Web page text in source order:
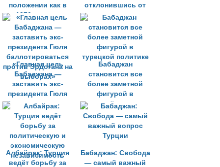
положении как в
1970-х годах
отклонившись от
прогноза
«Главная цель
Бабаджана —
заставить экс-
президента Гюля
баллотироваться
против Эрдогана на
выборах»
Бабаджан
становится все
более заметной
фигурой в
турецкой политике
Албайрак: Турция
ведёт борьбу за
Бабаджан: Свобода
— самый важный